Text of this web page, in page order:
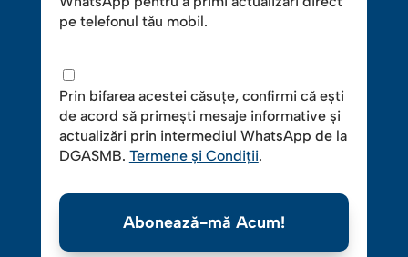
pe telefonul tău mobil.
Prin bifarea acestei căsuțe, confirmi că ești
de acord să primești mesaje informative și
actualizări prin intermediul WhatsApp de la
DGASMB. Termene și Condiții.
Abonează-mă Acum!